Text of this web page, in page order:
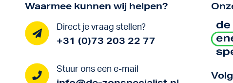
Waarmee kunnen wij helpen?
Direct je vraag stellen?
+31 (0)73 203 22 77
Stuur ons een e-mail